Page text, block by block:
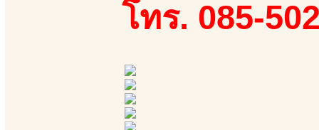
โทร. 085-